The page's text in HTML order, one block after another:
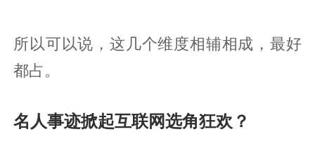
所以可以说，这几个维度相辅相成，最好
都占。
名人事迹掀起互联网选角狂欢？